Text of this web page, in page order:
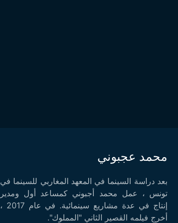
محمد عجبوني
بعد دراسة السينما في المعهد المغاربي للسينما في
تونس ، عمل محمد أجبوني كمساعد أول ومدير
إنتاج في عدة مشاريع سينمائية. في عام 2017 ،
أخرج فيلمه القصير الثاني "المملوك".